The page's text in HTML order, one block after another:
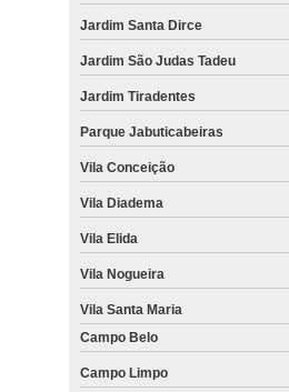
Jardim Santa Dirce
Jardim São Judas Tadeu
Jardim Tiradentes
Parque Jabuticabeiras
Vila Conceição
Vila Diadema
Vila Elida
Vila Nogueira
Vila Santa Maria
Campo Belo
Campo Limpo